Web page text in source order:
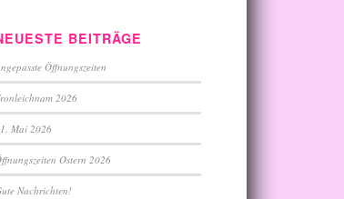
BEITRÄGE
Öffnungszeiten
2026
Mai 2026
Ostern 2026
Nachrichten!